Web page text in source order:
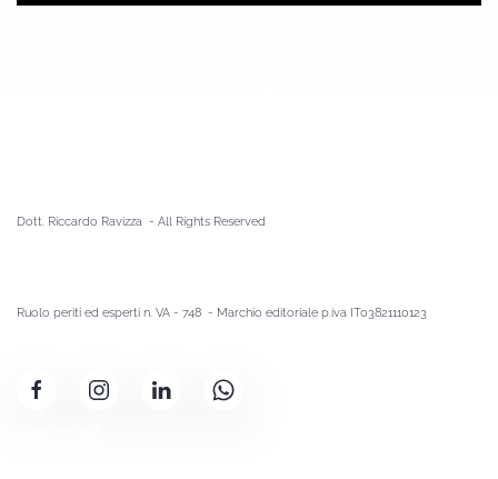
Dott. Riccardo Ravizza - A ll Rights Reserved
Ruolo periti ed esperti n. VA - 748 - Marchio editoriale p.iva IT03821110123